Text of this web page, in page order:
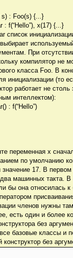
: Foo(s) {...}
x(17) {...}
список
При
компилятор не
класса Foo. В
инициализации (то
работает не
интеллектом):
: f(“Hello”)
переменная х
по умолчанию
значение 17. В
машинных такта.
бы она относилась к
членов нужны
есть один и более
без
базовые классы и
конструктор без